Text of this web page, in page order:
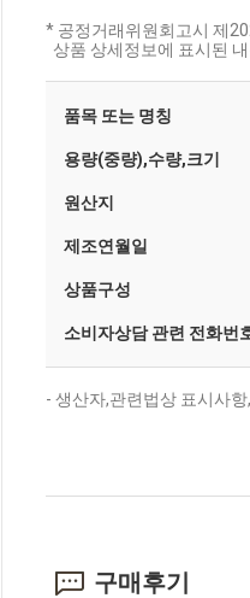
* 공정거래위원회고시 제
상품 상세정보에 표시된
품목 또는 명칭
용량(중량),수량,크기
원산지
제조연월일
상품구성
소비자상담 관련 전화번
- 생산자,관련법상 표시사
구매후기